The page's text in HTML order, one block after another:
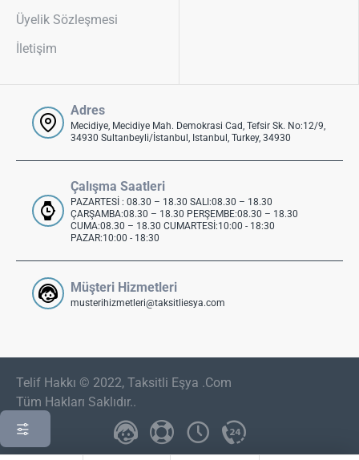
Üyelik Sözleşmesi
İletişim
Adres
Mecidiye, Mecidiye Mah. Demokrasi Cad, Tefsir Sk. No:12/9,
34930 Sultanbeyli/İstanbul, Istanbul, Turkey, 34930
Çalışma Saatleri
PAZARTESİ : 08.30 – 18.30 SALI:08.30 – 18.30
ÇARŞAMBA:08.30 – 18.30 PERŞEMBE:08.30 – 18.30
CUMA:08.30 – 18.30 CUMARTESİ:10:00 - 18:30
PAZAR:10:00 - 18:30
Müşteri Hizmetleri
musterihizmetleri@taksitliesya.com
Telif Hakkı © 2022, Taksitli Eşya .Com
Tüm Hakları Saklıdır..